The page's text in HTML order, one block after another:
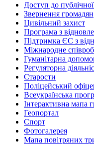
Доступ до
Звернення громадян
Цивільний захист
Програма з
Підтримка ЄС з
Міжнародне
Гуманітарна
Регуляторна
Старости
Поліцейський
Всеукраїнська
Інтерактивна мапа
Геопортал
Спорт
Фотогалерея
Мапа повітряних